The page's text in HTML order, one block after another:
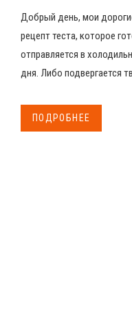
Добрый день, мои
рецепт теста, которое
отправляется в
дня. Либо подвергается
ПОДРОБНЕЕ